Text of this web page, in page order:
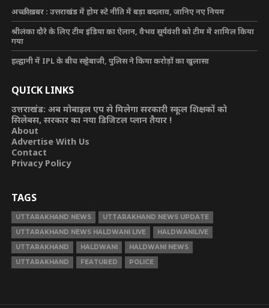
अच्छी ख़बर : उत्तराखंड में होम स्टे नीति में बड़ा बदलाव, जानिए नए नियम
श्रीलंका दौरे के लिए टीम इंडिया का ऐलान, वैभव सूर्यवंशी को टीम में शामिल किया
गया
हल्द्वानी में IPL के बीच सट्टेबाजी, पुलिस ने किया करोड़ों का खुलासा
QUICK LINKS
उत्तराखंड: अब मोबाइल एप से मिलेगा सरकारी स्कूल शिक्षकों को
सिलेबस, सरकार का नया डिजिटल प्लान तैयार !
About
Advertise With Us
Contact
Privacy Policy
TAGS
UTTARAKHAND NEWS
UTTARAKHAND NEWS UPDATE
UTTARAKHAND NEWS HALDWANI LIVE
HALDWANILIVE
UTTARAKHAND
HALDWANI
HALDWANI NEWS
UTTARAKHAND
FEATURED POLICE